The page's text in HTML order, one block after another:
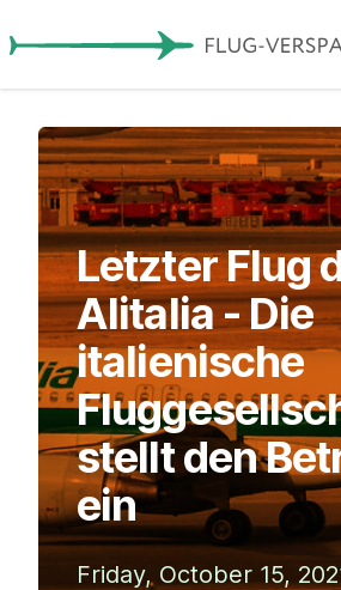
Letzter Flug
Alitalia - Die
italienische
stellt den
ein
Friday, October 15,